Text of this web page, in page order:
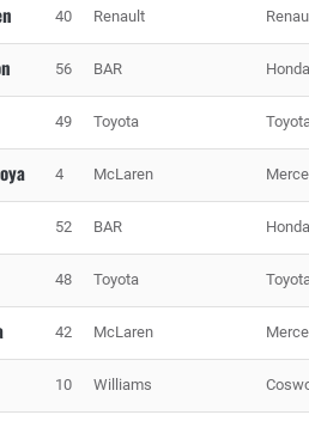
40 Renault
56 BAR Honda
49 Toyota
4 McLaren
52 BAR Honda
48 Toyota
42 McLaren
10 Williams